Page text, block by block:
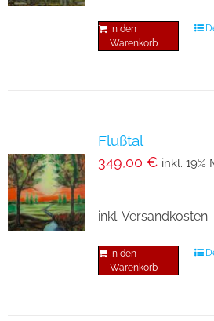
In den
Warenkorb
Flußtal
349,00 € inkl. 19%
inkl. Versandkosten
In den
Warenkorb